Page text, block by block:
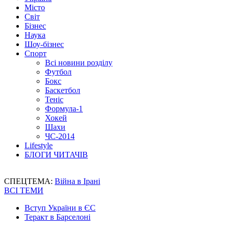
Місто
Світ
Бізнес
Наука
Шоу-бізнес
Спорт
Всі новини розділу
Футбол
Бокс
Баскетбол
Теніс
Формула-1
Хокей
Шахи
ЧС-2014
Lifestyle
БЛОГИ ЧИТАЧІВ
СПЕЦТЕМА: Війна в Ірані
ВСІ ТЕМИ
Вступ України в ЄС
Теракт в Барселоні